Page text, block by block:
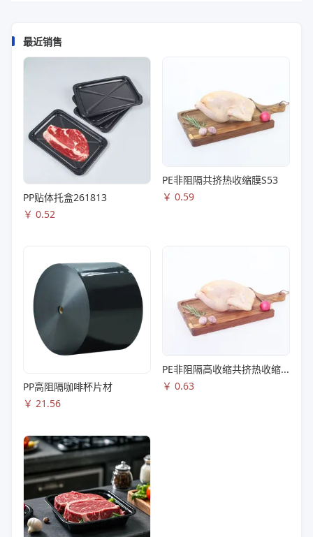
最近销售
PP贴体托盒261813
￥ 0.52
PE非阻隔共挤热收缩膜S53
￥ 0.59
PP高阻隔咖啡杯片材
￥ 21.56
PE非阻隔高收缩共挤热收缩膜S83
￥ 0.63